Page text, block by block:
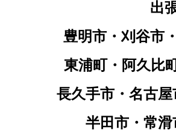
出
豊明市・刈谷市
東浦町・阿久比
長久手市・名古
半田市・常